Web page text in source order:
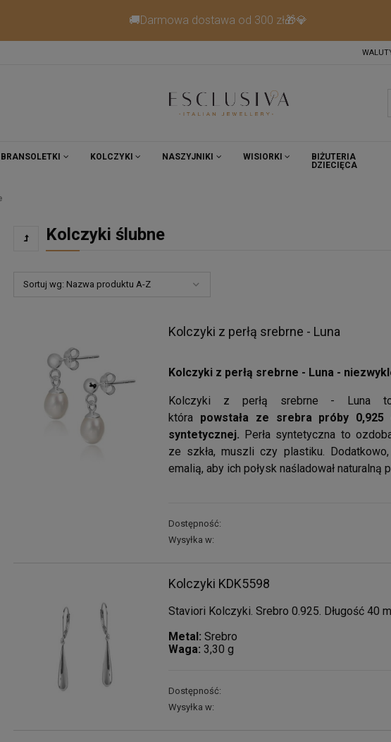
🚚Darmowa dostawa od 300 zł🎁💎
BRANSOLETKI KOLCZYKI NASZYJNIKI WISIORKI
BIŻUTERIA
DZIECIĘCA
Kolczyki ślubne
Sortuj wg: Nazwa produktu A-Z
Kolczyki z perłą srebrne - Luna
Kolczyki z perłą srebrne - Luna -
Kolczyki z perłą srebrne - Luna to
która powstała ze srebra próby 0,925
syntetycznej. Perła syntetyczna to
ze szkła, muszli czy plastiku.
emalią, aby ich połysk naśladował naturalną
Dostępność:
Wysyłka w:
Kolczyki KDK5598
Staviori Kolczyki. Srebro 0.925. Długość 40
Metal: Srebro
Waga: 3,30 g
Dostępność:
Wysyłka w: